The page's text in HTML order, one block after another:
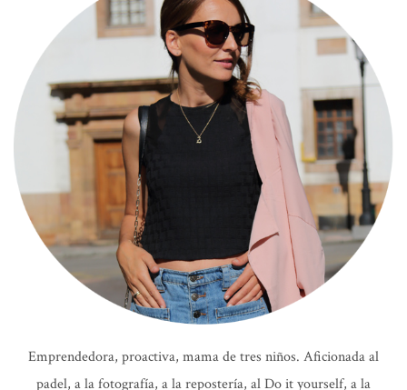
Emprendedora, proactiva, mama de tres niños. Aficionada al
padel, a la fotografía, a la repostería, al Do it yourself, a la